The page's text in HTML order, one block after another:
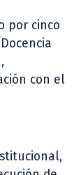
por cinco
con el